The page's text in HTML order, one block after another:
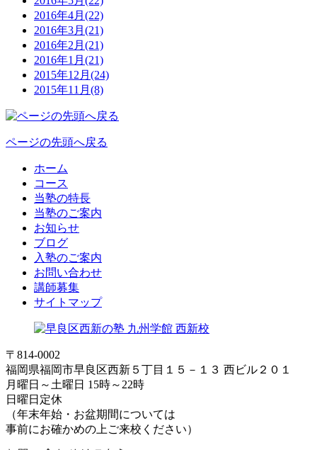
2016年4月(22)
2016年3月(21)
2016年2月(21)
2016年1月(21)
2015年12月(24)
2015年11月(8)
ページの先頭へ戻る
ホーム
コース
当塾の特長
当塾のご案内
お知らせ
ブログ
入塾のご案内
お問い合わせ
講師募集
サイトマップ
〒814-0002
福岡県福岡市早良区西新５丁目１５－１３ 西ビル２０１
月曜日～土曜日 15時～22時
日曜日定休
（年末年始・お盆期間については
事前にお確かめの上ご来校ください）